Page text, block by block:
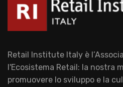
Retail Institute Italy è
l'Ecosistema Retail: la nostra
promuovere lo sviluppo e la